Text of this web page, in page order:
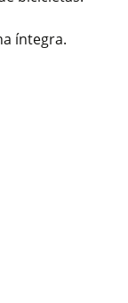
íntegra.